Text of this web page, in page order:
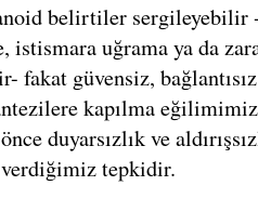
belirtiler sergileyebilir
istismara uğrama ya da
fakat güvensiz,
kapılma
duyarsızlık ve
tepkidir.